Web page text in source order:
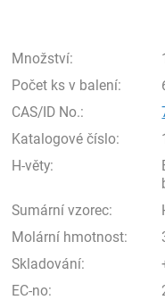
Množství:
Počet ks v balení:
CAS/ID No.:
Katalogové číslo:
H-věty:
Sumární vzorec:
Molární hmotnost:
Skladování:
EC-no: